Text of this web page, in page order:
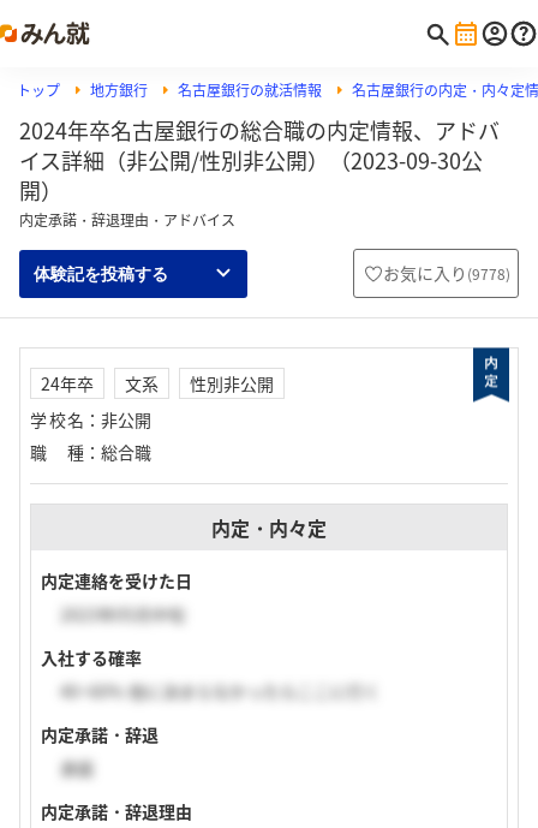
トップ 地方銀行 名古屋銀行の就活情報 名古屋銀行の内定・内々定
2024年卒名古屋銀行の総合職の内定情報、アドバ
イス詳細（非公開/性別非公開）（2023-09-30公
開）
内定承諾・辞退理由・アドバイス
体験記を投稿する お気に入り (9778)
24年卒 文系
性別非公開
学校名 ： 非公開
職種 ： 総合職
内定・内々定
内定連絡を受けた日
2023年05月中旬
入社する確率
40~60% 他に決まらなかったらここに行く
内定承諾・辞退
承諾
内定承諾・辞退理由